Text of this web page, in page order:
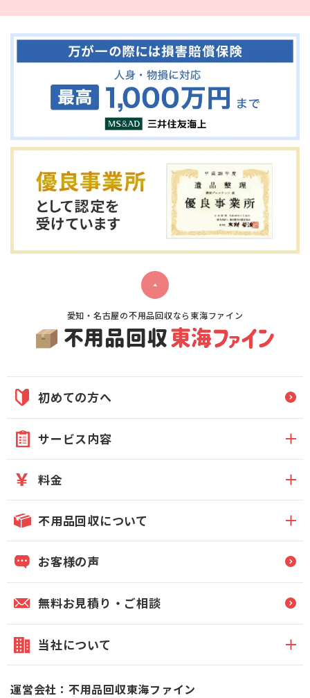
愛知・名古屋の不用品回収なら東海ファイン
初めての方へ
サービス内容
料金
不用品回収について
お客様の声
無料お見積り・ご相談
当社について
運営会社：不用品回収東海ファイン